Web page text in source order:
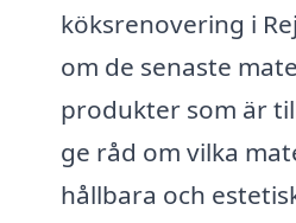
köksrenovering i
om de senaste
produkter som är
ge råd om vilka
hållbara och